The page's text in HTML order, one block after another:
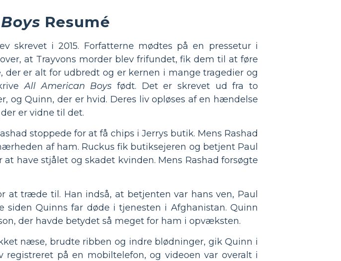
Resumé
skrevet i 2015. Forfatterne mødtes på en pressetur i
at Trayvons morder blev frifundet, fik dem til at føre
er alt for udbredt og er kernen i mange tragedier og
All American Boys født. Det er skrevet ud fra to
og Quinn, der er hvid. Deres liv opløses af en hændelse
er vidne til det.
stoppede for at få chips i Jerrys butik. Mens Rashad
af ham. Ruckus fik butiksejeren og betjent Paul
have stjålet og skadet kvinden. Mens Rashad forsøgte
træde til. Han indså, at betjenten var hans ven, Paul
Quinns far døde i tjenesten i Afghanistan. Quinn
der havde betydet så meget for ham i opvæksten.
næse, brudte ribben og indre blødninger, gik Quinn i
på en mobiltelefon, og videoen var overalt i